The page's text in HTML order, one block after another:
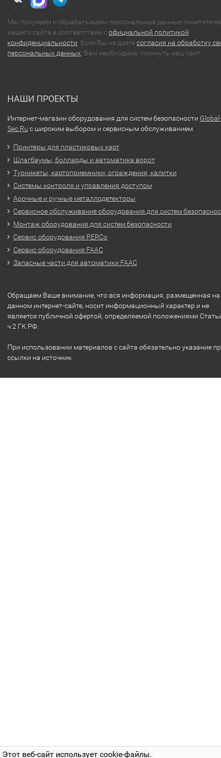
Этот веб-сайт использует cookie-файлы.
Мы получаем и обрабатываем персональные данные
нашего сайта в соответствии софициальной политикой
конфиденциальности . Если Вы не даетесогласия на обработку
персональных данных , Вам необходимо покинуть наш сайт.
НАШИ ПРОЕКТЫ
Интернет-магазин оборудования для систем безопасности Global-
Sec.Ru с широким выбором и сервисным обслуживанием.
Принтеры для пластиковых карт
Шлагбаумы, болларды и автоматика ворот
Турникеты, картоприемники, ограждения, калитки
Системы контроля и управления доступом
Арочные и ручные металлодетекторы
Сервисное обслуживание оборудования для систем
Монтаж оборудования для систем безопасности
Сервис оборудования PERCo
Сервис оборудования FAAC
Запасные части для автоматики FAAC
Обращаем Ваше внимание, что вся информация, размещенная на
данном интернет-сайте, носит информационный характер и не
является публичной офертой, определяемой положениями
ч.2 ГК РФ.
При использовании материалов с сайта обязательно указание
ссылки на источник.